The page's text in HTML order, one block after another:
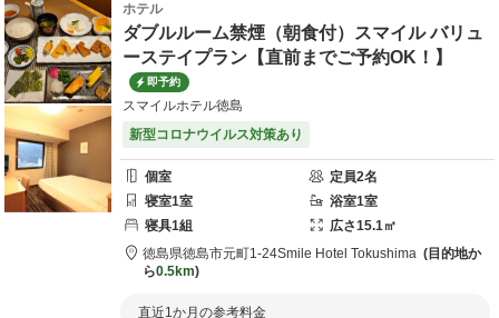
ホテル
ダブルルーム禁煙（朝食付）スマイル バリュ
ーステイプラン【直前までご予約OK！】
即予約
スマイルホテル徳島
新型コロナウイルス対策あり
個室 定員2名
寝室1室 浴室1室
寝具1組 広さ15.1㎡
徳島県徳島市元町1-24Smile Hotel Tokushima
目的地か
ら0.5km
直近1か月の参考料金